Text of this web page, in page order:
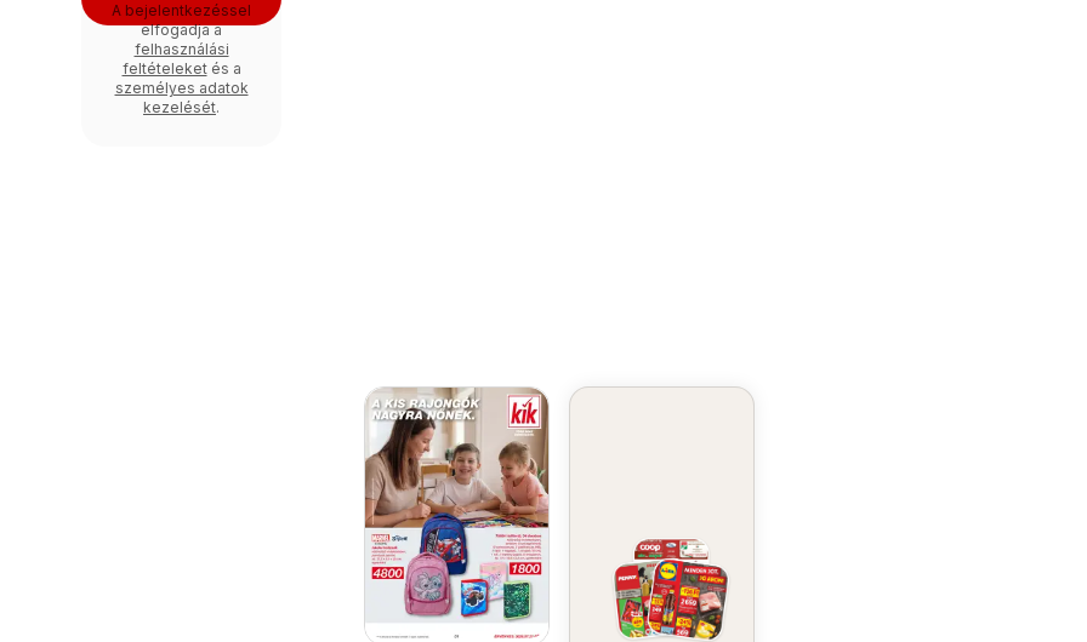
A bejelentkezéssel
elfogadja a
felhasználási
feltételeketés a
személyes adatok
kezelését.